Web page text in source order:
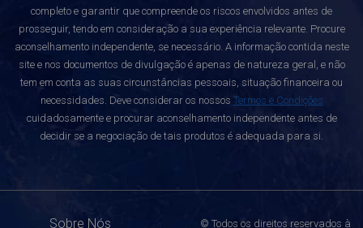
completo e garantir que compreende os riscos envolvidos antes de
prosseguir, tendo em consideração a sua experiência relevante. Procure
aconselhamento independente, se necessário. A informação contida neste
site e nos documentos de divulgação é apenas de natureza geral, e não
tem em conta as suas circunstâncias pessoais, situação financeira ou
necessidades. Deve considerar os nossos Termos e Condições
cuidadosamente e procurar aconselhamento independente antes de
decidir se a negociação de tais produtos é adequada para si.
Sobre Nós © Todos os direitos reservados à